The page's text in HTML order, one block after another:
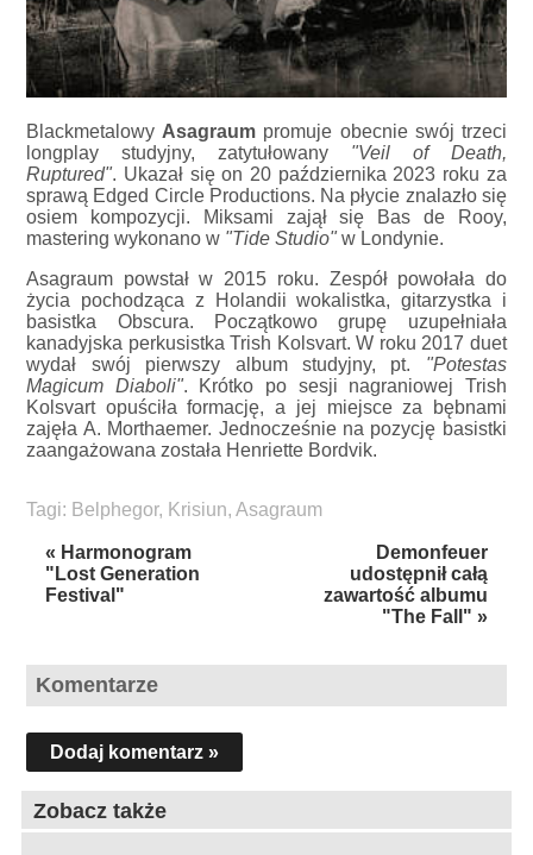
Blackmetalowy Asagraum promuje obecnie swój trzeci
longplay studyjny, zatytułowany "Veil of Death,
Ruptured". Ukazał się on 20 października 2023 roku za
sprawą Edged Circle Productions. Na płycie znalazło się
osiem kompozycji. Miksami zajął się Bas de Rooy,
mastering wykonano w "Tide Studio"w Londynie.
Asagraum powstał w 2015 roku. Zespół powołała do
życia pochodząca z Holandii wokalistka, gitarzystka i
basistka Obscura. Początkowo grupę uzupełniała
kanadyjska perkusistka Trish Kolsvart. W roku 2017 duet
wydał swój pierwszy album studyjny, pt. "Potestas
Magicum Diaboli". Krótko po sesji nagraniowej Trish
Kolsvart opuściła formację, a jej miejsce za bębnami
zajęła A. Morthaemer. Jednocześnie na pozycję basistki
zaangażowana została Henriette Bordvik.
Tagi: Belphegor, Krisiun,Asagraum
« Harmonogram
"Lost Generation
Festival"
Demonfeuer
udostępnił całą
zawartość albumu
"The Fall" »
Komentarze
Dodaj komentarz »
Zobacz także